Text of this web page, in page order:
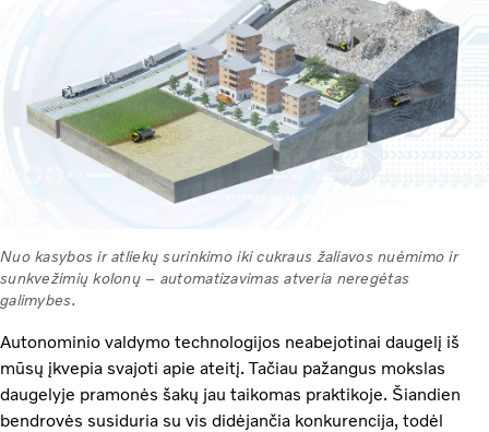
Nuo kasybos ir atliekų surinkimo iki cukraus žaliavos nuėmimo ir
sunkvežimių kolonų – automatizavimas atveria neregėtas
galimybes.
Autonominio valdymo technologijos neabejotinai daugelį iš
mūsų įkvepia svajoti apie ateitį. Tačiau pažangus mokslas
daugelyje pramonės šakų jau taikomas praktikoje. Šiandien
bendrovės susiduria su vis didėjančia konkurencija, todėl